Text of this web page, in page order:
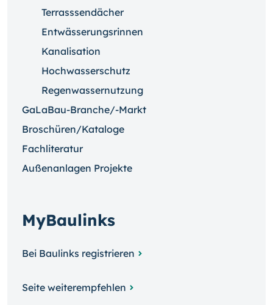
Terrasssendächer
Entwässerungsrinnen
Kanalisation
Hochwasserschutz
Regenwassernutzung
GaLaBau-Branche/-Markt
Broschüren/Kataloge
Fachliteratur
Außenanlagen Projekte
MyBaulinks
Bei Baulinks registrieren
Seite weiterempfehlen